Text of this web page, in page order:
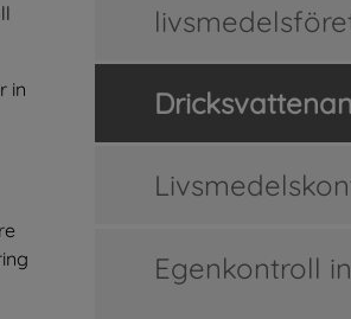
in
Egenkontroll